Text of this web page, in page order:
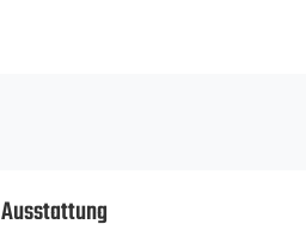
Ausstattung